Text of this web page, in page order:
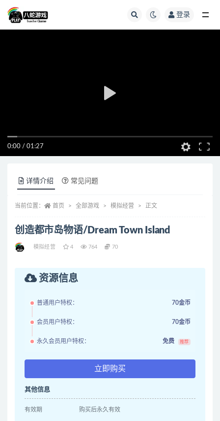
登录
0:00 / 01:27
详情介绍 常见问题
当前位置： 首页 全部游戏 模拟经营 正文
创造都市岛物语/Dream Town Island
模拟经营 4 764 70
资源信息
普通用户特权： 70金币
会员用户特权： 70金币
永久会员用户特权： 免费 推荐
立即购买
其他信息
有效期 购买后永久有效